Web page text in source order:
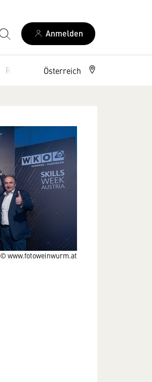
Anmelden
Recht Österreich
© www.fotoweinwurm.at